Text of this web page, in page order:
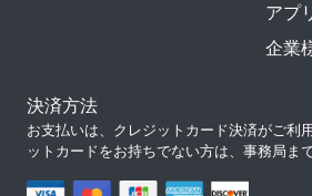
アプ
企業
決済方法
お支払いは、クレジットカード決済がご利
ットカードをお持ちでない方は、事務局ま